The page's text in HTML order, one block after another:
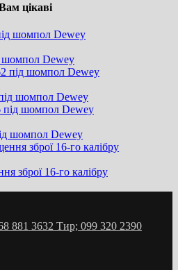
цікаві
Dewey
шомпол Dewey
шомпол Dewey
зброї 16-го калібру
881 3632 Тир; 099 320 2390